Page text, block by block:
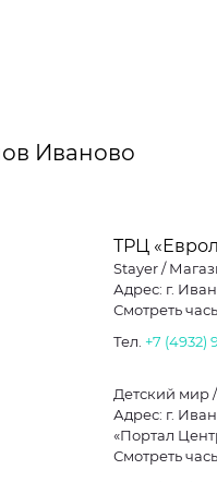
Иваново
ТРЦ
Stayer /
Адрес: г.
Смотреть
Тел. +7 (4932)
Детский мир
Адрес: г.
«Портал
Смотреть